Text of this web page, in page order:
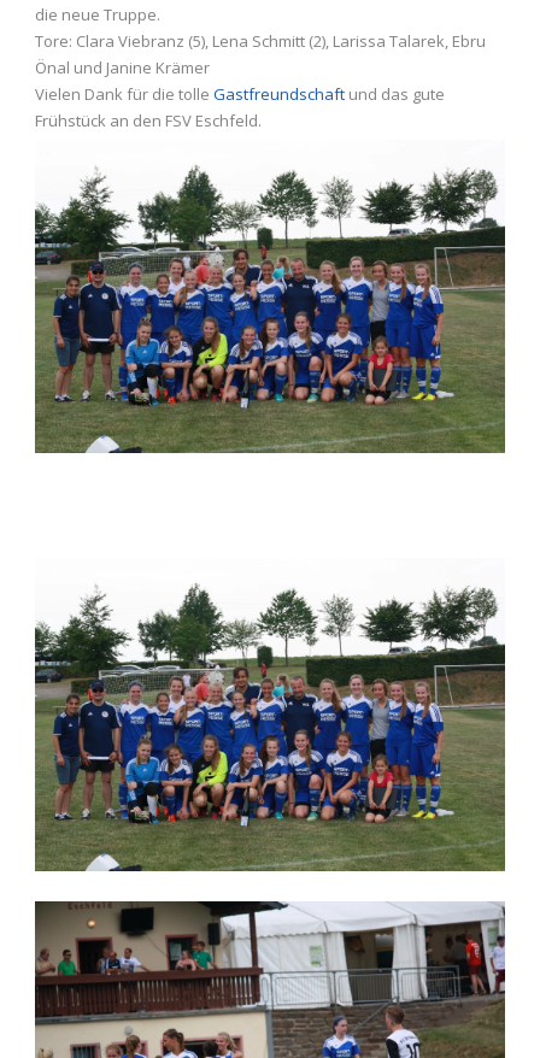
die neue Truppe.
Tore: Clara Viebranz (5), Lena Schmitt (2), Larissa Talarek, Ebru
Önal und Janine Krämer
Vielen Dank für die tolle Gastfreundschaft und das gute
Frühstück an den FSV Eschfeld.